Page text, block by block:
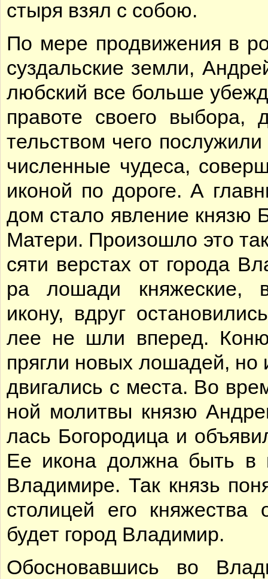
сты­ря взял с со­бою.
По ме­ре про­дви­же­ния в
суз­даль­ские зем­ли,
люб­ский все боль­ше
право­те сво­е­го вы­бо­ра,
тель­ством че­го
чис­лен­ные чу­де­са,
ико­ной по до­ро­ге. А
дом ста­ло яв­ле­ние кня­зю
Ма­те­ри. Про­изо­шло это
ся­ти вер­стах от го­ро­да
ра ло­ша­ди кня­же­ские,
ико­ну, вдруг
лее не шли впе­ред.
пряг­ли но­вых ло­ша­дей, но
дви­га­лись с ме­ста. Во
ной мо­лит­вы кня­зю
лась Бо­го­ро­ди­ца и
Ее ико­на долж­на быть в
Вла­ди­ми­ре. Так князь
сто­ли­цей его кня­же­ства
бу­дет го­род Вла­ди­мир.
Обос­но­вав­шись во